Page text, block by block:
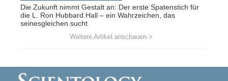
Die Zukunft nimmt Gestalt an: Der erste Spatenstich für
die L. Ron Hubbard Hall – ein Wahrzeichen, das
seinesgleichen sucht
Weitere Artikel anschauen >